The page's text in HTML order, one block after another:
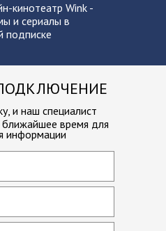
и наш специалист
ближайшее время для
информации
кинотеатр Wink -
и сериалы в
подписке